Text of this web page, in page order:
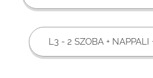
L3 - 2 SZOBA + NAPPALI